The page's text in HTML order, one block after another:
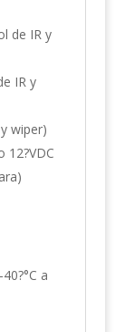
de IR y
IR y
wiper)
12?VDC
a